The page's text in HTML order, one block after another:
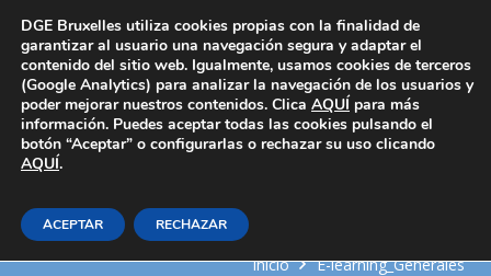
Área Privada
Gestión del canal de distribución
turística
Inicio E-learning_Generales
DGE Bruxelles utiliza cookies propias con la finalidad de
garantizar al usuario una navegación segura y adaptar el
contenido del sitio web. Igualmente, usamos cookies de terceros
(Google Analytics) para analizar la navegación de los usuarios y
poder mejorar nuestros contenidos. Clica AQUÍ para más
información. Puedes aceptar todas las cookies pulsando el
botón “Aceptar” o configurarlas o rechazar su uso clicando
AQUÍ.
ACEPTAR RECHAZAR